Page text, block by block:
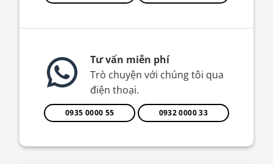
Tư vấn miễn phí
Trò chuyện với chúng tôi qua
điện thoại.
0935 0000 55 0932 0000 33